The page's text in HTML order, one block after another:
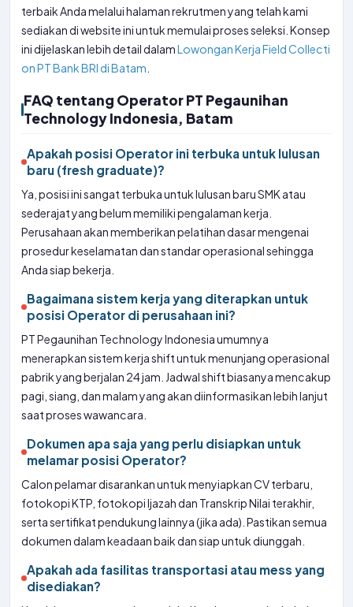
terbaik Anda melalui halaman rekrutmen yang telah kami
sediakan di website ini untuk memulai proses seleksi. Konsep
ini dijelaskan lebih detail dalamLowongan Kerja Field Collecti
on PT Bank BRI di Batam
FAQ tentang Operator PT Pegaunihan
Technology Indonesia, Batam
Apakah posisi Operator ini terbuka untuk lulusan
baru (fresh graduate)?
Ya, posisi ini sangat terbuka untuk lulusan baru SMK atau
sederajat yang belum memiliki pengalaman kerja.
Perusahaan akan memberikan pelatihan dasar mengenai
prosedur keselamatan dan standar operasional sehingga
Anda siap bekerja.
Bagaimana sistem kerja yang diterapkan untuk
posisi Operator di perusahaan ini?
PT Pegaunihan Technology Indonesia umumnya
menerapkan sistem kerja shift untuk menunjang operasional
pabrik yang berjalan 24 jam. Jadwal shift biasanya mencakup
pagi, siang, dan malam yang akan diinformasikan lebih lanjut
saat proses wawancara.
Dokumen apa saja yang perlu disiapkan untuk
melamar posisi Operator?
Calon pelamar disarankan untuk menyiapkan CV terbaru,
fotokopi KTP, fotokopi Ijazah dan Transkrip Nilai terakhir,
serta sertifikat pendukung lainnya (jika ada). Pastikan semua
dokumen dalam keadaan baik dan siap untuk diunggah.
Apakah ada fasilitas transportasi atau mess yang
disediakan?